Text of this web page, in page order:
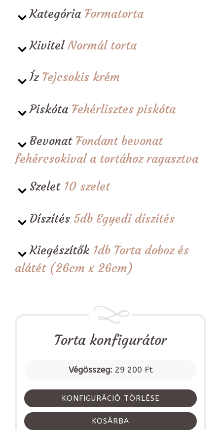
Kategória Formatorta
Kivitel Normál torta
Íz Tejcsokis krém
Piskóta Fehérlisztes piskóta
Bevonat Fondant bevonat
fehércsokival a tortához ragasztva
Szelet 10 szelet
Díszítés 5db Egyedi díszítés
Kiegészítők 1db Torta doboz és
alátét (26cm x 26cm)
Torta konfigurátor
Végösszeg: 29 200 Ft
KONFIGURÁCIÓ TÖRLÉSE
KOSÁRBA